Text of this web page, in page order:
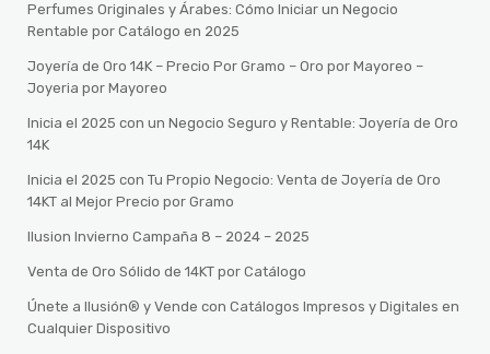
Perfumes Originales y Árabes: Cómo Iniciar un Negocio
Rentable por Catálogo en 2025
Joyería de Oro 14K – Precio Por Gramo – Oro por Mayoreo –
Joyeria por Mayoreo
Inicia el 2025 con un Negocio Seguro y Rentable: Joyería de Oro
14K
Inicia el 2025 con Tu Propio Negocio: Venta de Joyería de Oro
14KT al Mejor Precio por Gramo
Ilusion Invierno Campaña 8 – 2024 – 2025
Venta de Oro Sólido de 14KT por Catálogo
Únete a Ilusión® y Vende con Catálogos Impresos y Digitales en
Cualquier Dispositivo